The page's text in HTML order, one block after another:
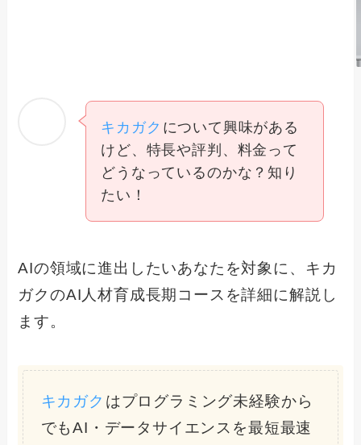
キカガク について興味がある
けど、特長や評判、料金って
どうなっているのかな？知り
たい！
AIの領域に進出したいあなたを対象に、キカ
ガクのAI人材育成長期コースを詳細に解説し
ます。
キカガク はプログラミング未経験から
でもAI・データサイエンスを最短最速